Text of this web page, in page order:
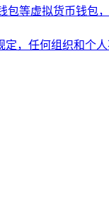
等虚拟货币钱包
，任何组织和个